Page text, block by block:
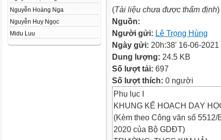
Nguyễn Hoàng Nga
Nguyễn Huy Ngọc
Midu Luu
(Tài liệu chưa được thẩm định)
Nguồn:
Người gửi: Lê Trọng Hùng
Ngày gửi: 20h:38' 16-06-2021
Dung lượng: 24.5 KB
Số lượt tải: 697
Số lượt thích: 0 người
Phụ lục I
KHUNG KẾ HOẠCH DẠY
(Kèm theo Công văn số
2020 của Bộ GDĐT)